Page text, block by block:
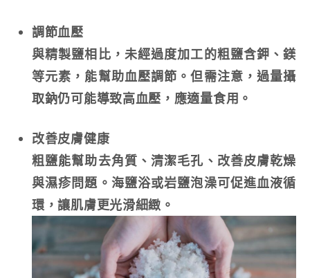
調節血壓
與精製鹽相比，未經過度加工的粗鹽含鉀、鎂
等元素，能幫助血壓調節。但需注意，過量攝
取鈉仍可能導致高血壓，應適量食用。
改善皮膚健康
粗鹽能幫助去角質、清潔毛孔、改善皮膚乾燥
與濕疹問題。海鹽浴或岩鹽泡澡可促進血液循
環，讓肌膚更光滑細緻。